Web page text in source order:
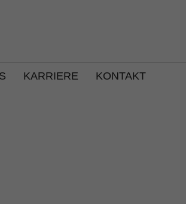
KARRIERE KONTAKT